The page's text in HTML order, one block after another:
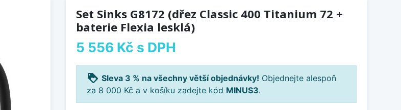
Set Sinks G8172 (dřez Classic 400 Titanium 72 +
baterie Flexia lesklá)
5 556 Kč s DPH
loyalty Sleva 3 % na všechny větší objednávky! Objednejte alespoň
za 8 000 Kč a v košíku zadejte kód MINUS3.